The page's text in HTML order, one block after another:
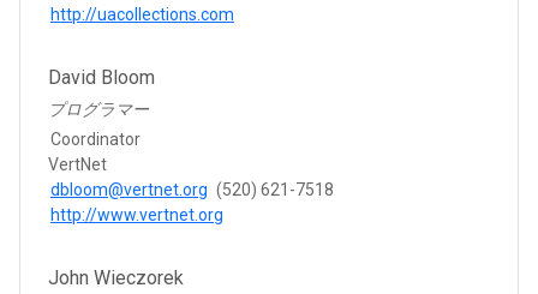
http://uacollections.com
David Bloom
プログラマー
Coordinator
VertNet
dbloom@vertnet.org (520) 621-7518
http://www.vertnet.org
John Wieczorek